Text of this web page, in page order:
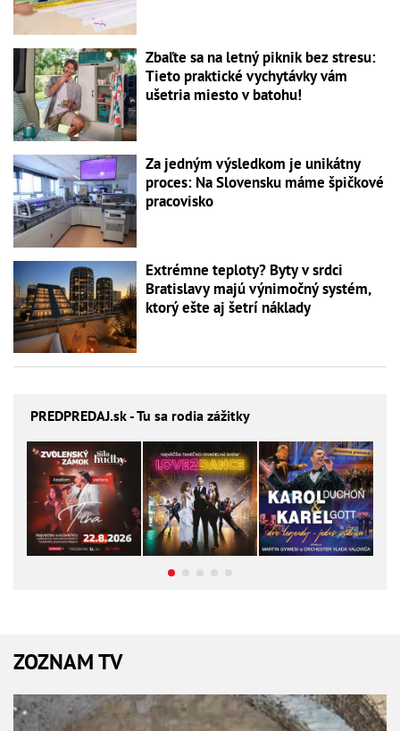
Zbaľte sa na letný piknik bez stresu:
Tieto praktické vychytávky vám
ušetria miesto v batohu!
Za jedným výsledkom je unikátny
proces: Na Slovensku máme špičkové
pracovisko
Extrémne teploty? Byty v srdci
Bratislavy majú výnimočný systém,
ktorý ešte aj šetrí náklady
PREDPREDAJ.sk - Tu sa rodia zážitky
ZOZNAM TV